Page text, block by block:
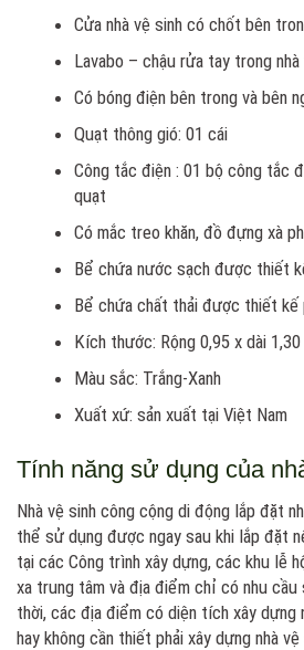
Cửa nhà vệ sinh có chốt bên
Lavabo – chậu rửa tay trong
Có bóng điện bên trong và bên
Quạt thông gió: 01 cái
Công tắc điện : 01 bộ công tắc
quạt
Có mắc treo khăn, đồ đựng xà
Bể chứa nước sạch được thiết
Bể chứa chất thải được thiết kế
Kích thước: Rộng 0,95 x dài
Màu sắc: Trắng-Xanh
Xuất xứ: sản xuất tại Việt Nam
Tính năng sử dụng của
Nhà vệ sinh công cộng di động lắp đặt
thể sử dụng được ngay sau khi lắp đặt
tại các Công trình xây dựng, các khu lễ
xa trung tâm và địa điểm chỉ có nhu cầu
thời, các địa điểm có diện tích xây dựng
hay không cần thiết phải xây dựng nhà